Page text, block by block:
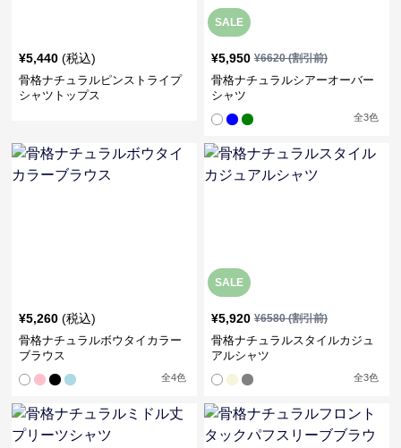
¥5,440 (税込)
骨格ナチュラルピンストライプ
シャツトップス
SALE
¥5,950 ¥6620(割引前)
骨格ナチュラルシアーオーバー
シャツ
全3色
¥5,260 (税込)
骨格ナチュラルボウタイカラー
ブラウス
全4色
SALE
¥5,920 ¥6580(割引前)
骨格ナチュラルスタイルカジュ
アルシャツ
全3色